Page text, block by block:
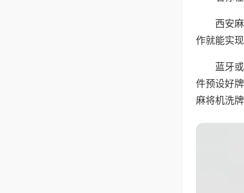
西安
作就能实
蓝牙
件预设好
麻将机洗